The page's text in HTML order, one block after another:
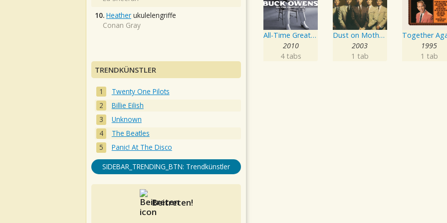
All-Time Greatest Hits
2010
4 tabs
Dust on Mother's Bible
2003
1 tab
1995
1 tab
10. Heather ukulelengriffe
Conan Gray
TRENDKÜNSTLER
Twenty One Pilots
Billie Eilish
Unknown
The Beatles
Panic! At The Disco
SIDEBAR_TRENDING_BTN: Trendkünstler
Beitreten!